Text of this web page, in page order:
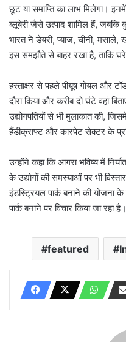
छूट या समाप्ति का लाभ मिलेगा।
ब्लूबेरी जैसे उत्पाद शामिल हैं, जबकि
भारत ने डेयरी, प्याज, चीनी,
इस समझौते से बाहर रखा है, ताकि
हस्ताक्षर से पहले पीयूष गोयल और
दौरा किया और करीब दो घंटे वहां
उद्योगपतियों से भी मुलाकात की,
हैंडीक्राफ्ट और कारपेट सेक्टर के
उन्होंने कहा कि आगरा भविष्य में
के उद्योगों की समस्याओं पर भी
इंडस्ट्रियल पार्क बनाने की योजना
पार्क बनाने पर विचार किया जा रहा है।
featured